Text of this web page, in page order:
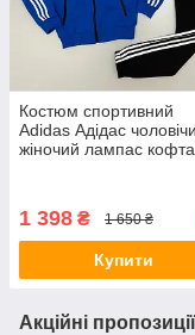
Костюм спортивний
Adidas Адідас
жіночий лампас кофта
весна осінь класік
1 398 ₴ 1 650 ₴
Купити
Акційні